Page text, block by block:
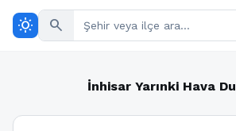
wb_sunny search
İnhisar Yarınki Hava